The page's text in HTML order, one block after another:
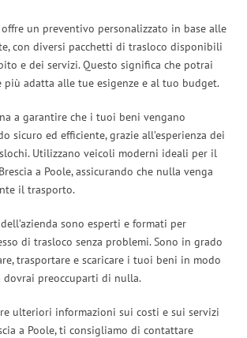
offre un preventivo personalizzato in base alle
con diversi pacchetti di trasloco disponibili
e dei servizi. Questo significa che potrai
più adatta alle tue esigenze e al tuo budget.
a garantire che i tuoi beni vengano
sicuro ed efficiente, grazie all’esperienza dei
Utilizzano veicoli moderni ideali per il
a Poole, assicurando che nulla venga
il trasporto.
sono esperti e formati per
di trasloco senza problemi. Sono in grado
trasportare e scaricare i tuoi beni in modo
dovrai preoccuparti di nulla.
ulteriori informazioni sui costi e sui servizi
a Poole, ti consigliamo di contattare